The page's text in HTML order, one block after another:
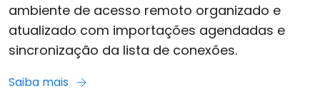
ambiente de acesso remoto organizado e
atualizado com importações agendadas e
sincronização da lista de conexões.
Saiba mais